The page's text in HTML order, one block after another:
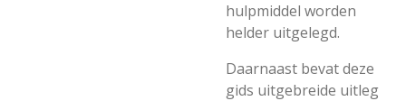
hulpmiddel worden
helder uitgelegd.
Daarnaast bevat deze
gids uitgebreide uitleg